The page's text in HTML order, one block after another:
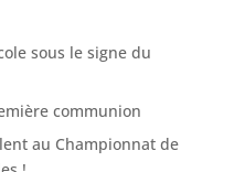
sous le signe du
communion
au Championnat de